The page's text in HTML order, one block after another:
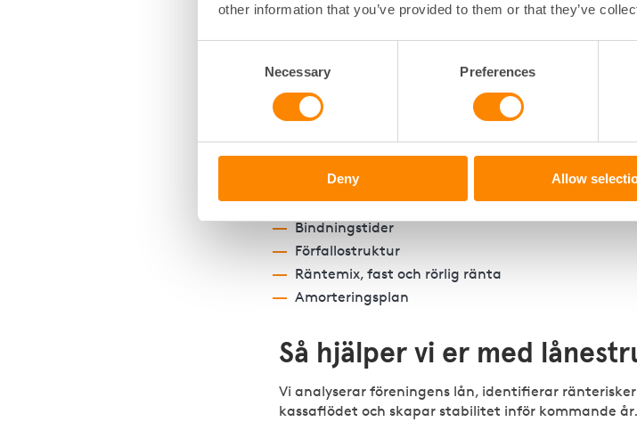
other information that you’ve provided to them or that they’ve
Necessary Preferences
Deny Allow
3. Se över
ränterisk i god tid
Gå igenom:
Bindningstider
Förfallostruktur
Räntemix, fast och rörlig ränta
Amorteringsplan
Så hjälper vi er med
Vi analyserar föreningens lån, identifierar
kassaflödet och skapar stabilitet inför kommande år.